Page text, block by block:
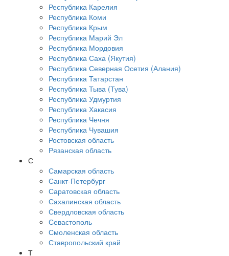
Республика Карелия
Республика Коми
Республика Крым
Республика Марий Эл
Республика Мордовия
Республика Саха (Якутия)
Республика Северная Осетия (Алания)
Республика Татарстан
Республика Тыва (Тува)
Республика Удмуртия
Республика Хакасия
Республика Чечня
Республика Чувашия
Ростовская область
Рязанская область
С
Самарская область
Санкт-Петербург
Саратовская область
Сахалинская область
Свердловская область
Севастополь
Смоленская область
Ставропольский край
Т